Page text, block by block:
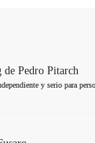
Pedro Pitarch
y serio para